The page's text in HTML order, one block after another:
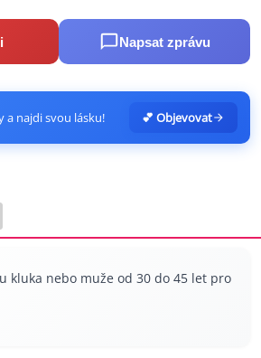
Napsat zprávu
a najdi svou lásku! 💕 Objevovat
kluka nebo muže od 30 do 45 let pro